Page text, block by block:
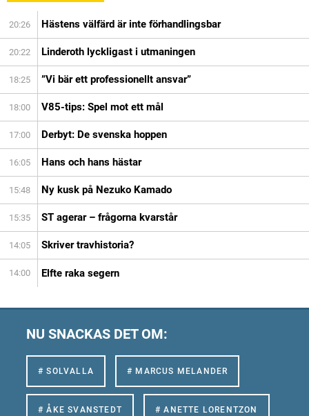
20:26 Hästens välfärd är inte förhandlingsbar
20:22 Linderoth lyckligast i utmaningen
18:25 ”Vi bär ett professionellt ansvar”
18:00 V85-tips: Spel mot ett mål
17:00 Derbyt: De svenska hoppen
16:05 Hans och hans hästar
15:48 Ny kusk på Nezuko Kamado
15:35 ST agerar – frågorna kvarstår
14:05 Skriver travhistoria?
14:00 Elfte raka segern
NU SNACKAS DET OM:
# SOLVALLA # MARCUS MELANDER
# ÅKE SVANSTEDT # ANETTE LORENTZON